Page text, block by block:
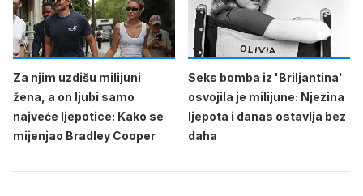
Za njim uzdišu milijuni
žena, a on ljubi samo
najveće ljepotice: Kako se
mijenjao Bradley Cooper
Seks bomba iz 'Briljantina'
osvojila je milijune: Njezina
ljepota i danas ostavlja bez
daha